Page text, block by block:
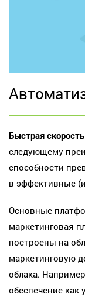
Быстрая
следующему
способности
в эффективные
Основные
маркетинговая
построены на
маркетинговую
облака.
обеспечение как